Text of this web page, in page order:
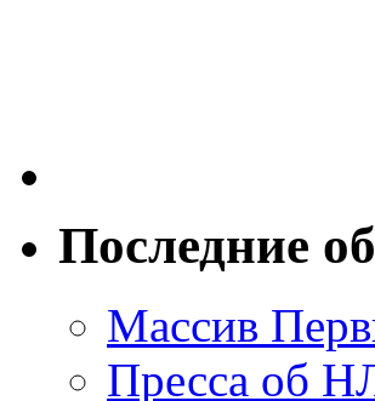
Последние
Массив
Пресса об